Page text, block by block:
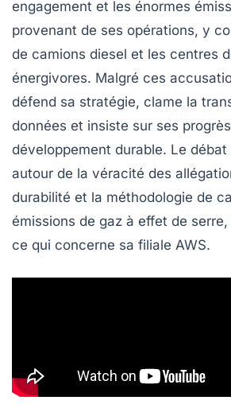
engagement et les énormes
provenant de ses opérations, y
de camions diesel et les centres
énergivores. Malgré ces
défend sa stratégie, clame la
données et insiste sur ses
développement durable. Le débat
autour de la véracité des
durabilité et la méthodologie de
émissions de gaz à effet de serre
ce qui concerne sa filiale AWS.